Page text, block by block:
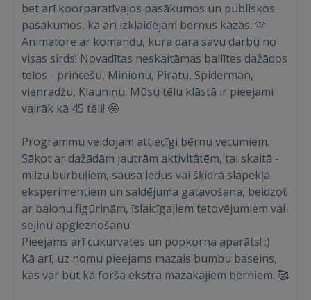
Ienākt
IENĀKT
bet arī koorparatīvajos pasākumos un publiskos
pasākumos, kā arī izklaidējam bērnus kāzās. 🫶
Animatore ar komandu, kura dara savu darbu no
visas sirds! Novadītas neskaitāmas ballītes dažādos
tēlos - princešu, Minionu, Pirātu, Spiderman,
vienradžu, Klauniņu. Mūsu tēlu klāstā ir pieejami
vairāk kā 45 tēli! 🤩
Programmu veidojam attiecīgi bērnu vecumiem.
Sākot ar dažādām jautrām aktivitātēm, tai skaitā -
milzu burbuļiem, sausā ledus vai šķidrā slāpekļa
eksperimentiem un saldējuma gatavošana, beidzot
ar balonu figūriņām, īslaicīgajiem tetovējumiem vai
sejiņu apgleznošanu.
Pieejams arī cukurvates un popkorna aparāts! :)
Kā arī, uz nomu pieejams mazais bumbu baseins,
kas var būt kā forša ekstra mazākajiem bērniem. 🥰